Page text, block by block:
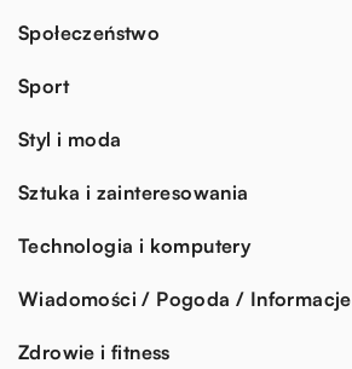
Społeczeństwo
Sport
Styl i moda
Sztuka i zainteresowania
Technologia i komputery
Wiadomości / Pogoda / Informacje
Zdrowie i fitness